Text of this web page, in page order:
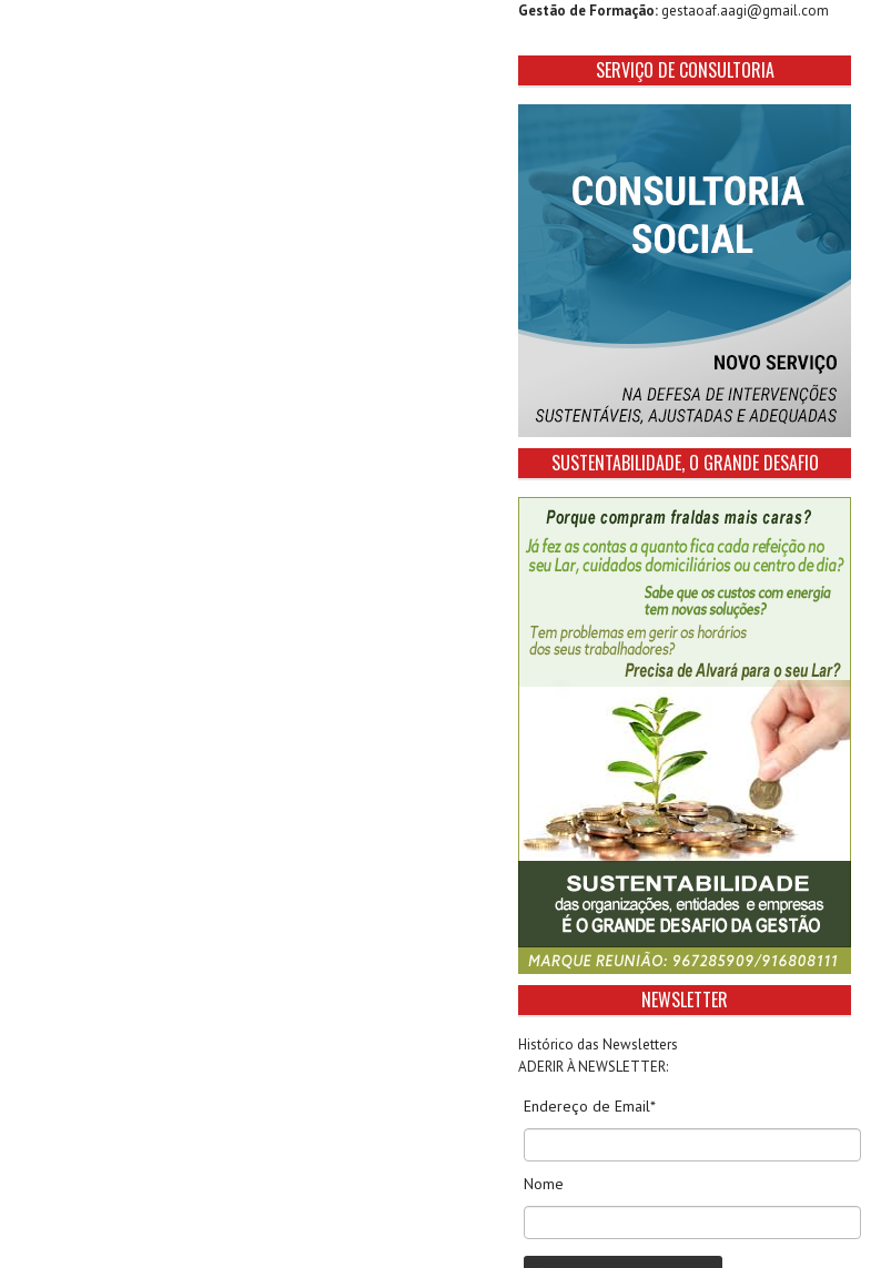
Gestão de Formação: gestaoaf.aagi@gmail.com
SERVIÇO DE CONSULTORIA
SUSTENTABILIDADE, O GRANDE DESAFIO
NEWSLETTER
Histórico das Newsletters
ADERIR À NEWSLETTER:
Endereço de Email*
Nome